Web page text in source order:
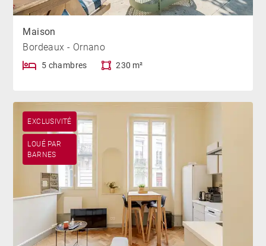
Maison
Bordeaux - Ornano
5 chambres 230 m²
EXCLUSIVITÉ
LOUÉ PAR
BARNES